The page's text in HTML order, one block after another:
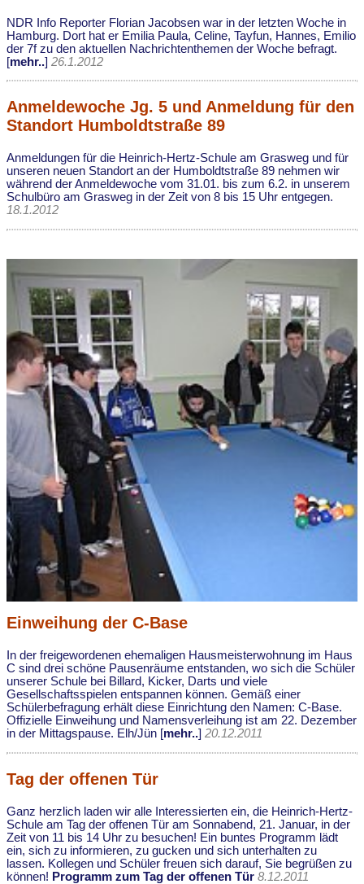
NDR Info Reporter Florian Jacobsen war in der letzten Woche in
Hamburg. Dort hat er Emilia Paula, Celine, Tayfun, Hannes, Emilio
der 7f zu den aktuellen Nachrichtenthemen der Woche befragt.
[mehr..] 26.1.2012
Anmeldewoche Jg. 5 und Anmeldung für den
Standort Humboldtstraße 89
Anmeldungen für die Heinrich-Hertz-Schule am Grasweg und für
unseren neuen Standort an der Humboldtstraße 89 nehmen wir
während der Anmeldewoche vom 31.01. bis zum 6.2. in unserem
Schulbüro am Grasweg in der Zeit von 8 bis 15 Uhr entgegen.
18.1.2012
Einweihung der C-Base
In der freigewordenen ehemaligen Hausmeisterwohnung im Haus
C sind drei schöne Pausenräume entstanden, wo sich die Schüler
unserer Schule bei Billard, Kicker, Darts und viele
Gesellschaftsspielen entspannen können. Gemäß einer
Schülerbefragung erhält diese Einrichtung den Namen: C-Base.
Offizielle Einweihung und Namensverleihung ist am 22. Dezember
in der Mittagspause. Elh/Jün [mehr..] 20.12.2011
Tag der offenen Tür
Ganz herzlich laden wir alle Interessierten ein, die Heinrich-Hertz-
Schule am Tag der offenen Tür am Sonnabend, 21. Januar, in der
Zeit von 11 bis 14 Uhr zu besuchen! Ein buntes Programm lädt
ein, sich zu informieren, zu gucken und sich unterhalten zu
lassen. Kollegen und Schüler freuen sich darauf, Sie begrüßen zu
können! Programm zum Tag der offenen Tür 8.12.2011